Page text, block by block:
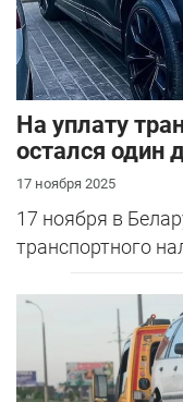
На уплату
остался один
17 ноября 2025
17 ноября в
транспортного